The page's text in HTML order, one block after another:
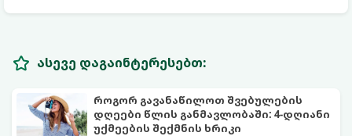
ასევე დაგაინტერესებთ:
როგორ გავანაწილოთ შვებულების
დღეები წლის განმავლობაში: 4-დღიანი
უქმეების შექმნის ხრიკი